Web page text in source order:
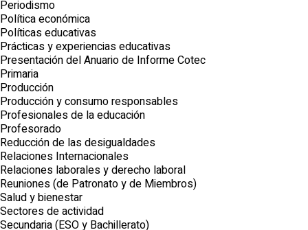
Periodismo
Política económica
Políticas educativas
Prácticas y experiencias educativas
Presentación del Anuario de Informe Cotec
Primaria
Producción
Producción y consumo responsables
Profesionales de la educación
Profesorado
Reducción de las desigualdades
Relaciones Internacionales
Relaciones laborales y derecho laboral
Reuniones (de Patronato y de Miembros)
Salud y bienestar
Sectores de actividad
Secundaria (ESO y Bachillerato)